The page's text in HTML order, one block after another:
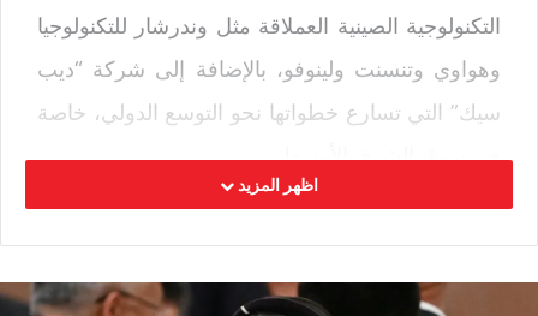
التكنولوجية الصينية العملاقة مثل وندرشار للتكنولوجيا
وهواوي وتنسنت ولينوفو، بالإضافة إلى شركة “ديب
سيك” التي تسارع خطواتها نحو التوسع الدولي، خاصة
في سوق الشرق الأوسط.
اظهر المزيد